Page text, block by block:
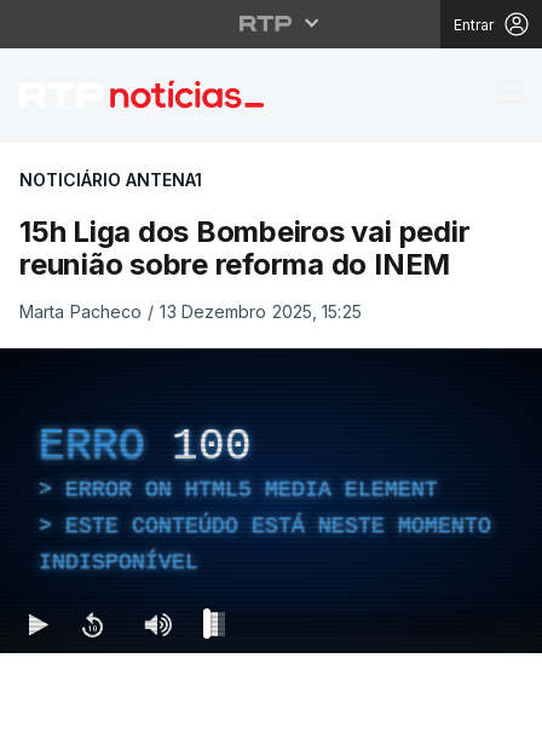
Entrar
15h Liga dos
NOTICIÁRIO ANTENA1
15h Liga dos Bombeiros vai pedir
reunião sobre reforma do INEM
Marta Pacheco / 13 Dezembro 2025, 15:25
ERRO 100
ERROR ON HTML5 MEDIA ELEMENT
ESTE CONTEÚDO ESTÁ NESTE MOMENTO
INDISPONÍVEL